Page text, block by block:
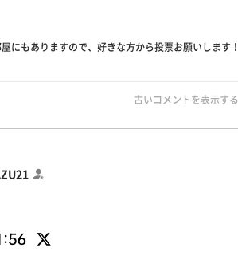
にもありますので、好きな方から投票お願いします！
古いコメントを表示する